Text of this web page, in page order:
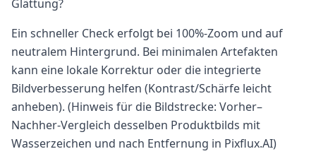
Glättung?
Ein schneller Check erfolgt bei 100%-Zoom und auf
neutralem Hintergrund. Bei minimalen Artefakten
kann eine lokale Korrektur oder die integrierte
Bildverbesserung helfen (Kontrast/Schärfe leicht
anheben). (Hinweis für die Bildstrecke: Vorher–
Nachher-Vergleich desselben Produktbilds mit
Wasserzeichen und nach Entfernung in Pixflux.AI)